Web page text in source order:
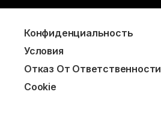
Конфиденциальность
Условия
Отказ От Ответственности
Cookie